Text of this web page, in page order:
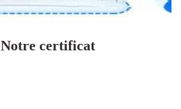
Notre certificat